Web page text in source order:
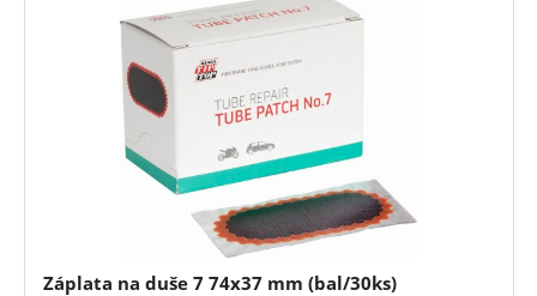
Záplata na duše 7 74x37 mm (bal/30ks)